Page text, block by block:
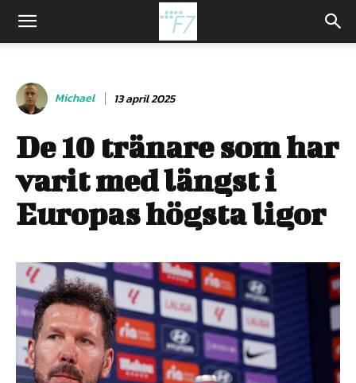
Michael 13 april 2025
De 10 tränare som har
varit med längst i
Europas högsta ligor